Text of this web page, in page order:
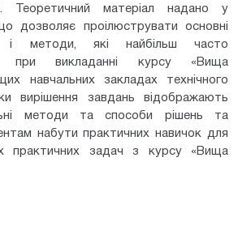
Теоретичний матеріал надано у
дозволяє проілюструвати основні
і методи, які найбільш часто
при викладанні курсу «Вища
навчальних закладах технічного
вирішення завдань відображають
методи та способи рішень та
набути практичних навичок для
практичних задач з курсу «Вища